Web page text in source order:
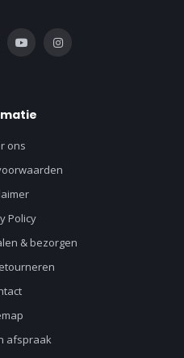
ons
Policy
& bezorgen
afspraak